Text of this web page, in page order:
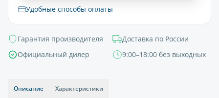
Удобные способы оплаты
Гарантия производителя
Доставка по России
Официальный дилер
9:00–18:00 без выходных
Описание Характеристики